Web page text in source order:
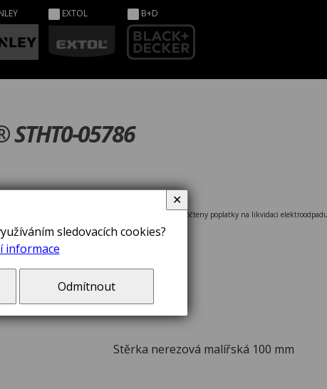
EXTOL B+D
STHT0-05786
V ceně zboží jsou započteny poplatky na likvidaci
Stěrka nerezová malířská 100 mm
sledovacích cookies?
informace
Odmítnout
✕